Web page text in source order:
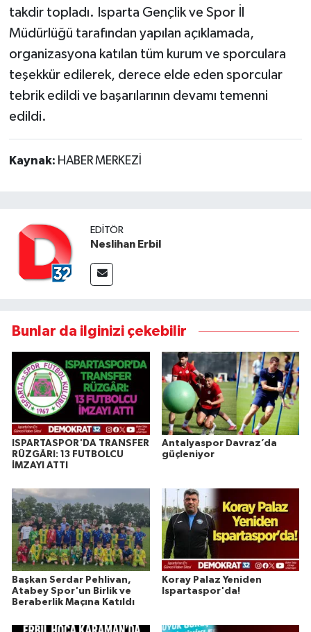
takdir topladı. Isparta Gençlik ve Spor İl
Müdürlüğü tarafından yapılan açıklamada,
organizasyona katılan tüm kurum ve sporculara
teşekkür edilerek, derece elde eden sporcular
tebrik edildi ve başarılarının devamı temenni
edildi.
Kaynak: HABER MERKEZİ
EDITÖR
Neslihan Erbil
Bunlar da ilginizi çekebilir
ISPARTASPOR'DA TRANSFER
RÜZGÂRI: 13 FUTBOLCU
İMZAYI ATTI
Antalyaspor Davraz’da
güçleniyor
Başkan Serdar Pehlivan,
Atabey Spor'un Birlik ve
Beraberlik Maçına Katıldı
Koray Palaz Yeniden
Ispartaspor'da!